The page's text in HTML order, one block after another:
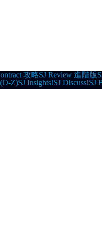
攻略SJ Review 進階版
Z)SJ Insights!SJ Discuss!SJ